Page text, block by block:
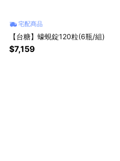
宅配商品
【台糖】蠔蜆錠120粒(6瓶/組)
$7,159